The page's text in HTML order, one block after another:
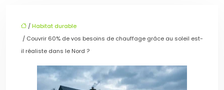
/Habitat durable
/ Couvrir 60% de vos besoins de chauffage grâce au soleil est-
il réaliste dans le Nord ?